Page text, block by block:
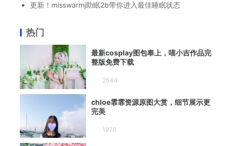
更新！misswarmj助眠2b带你进入最佳睡眠状态
热门
最新cosplay图包奉上，喵小吉作品完
整版免费下载
2644
chloe霏霏资源原图大赏，细节展示更
完美
1970